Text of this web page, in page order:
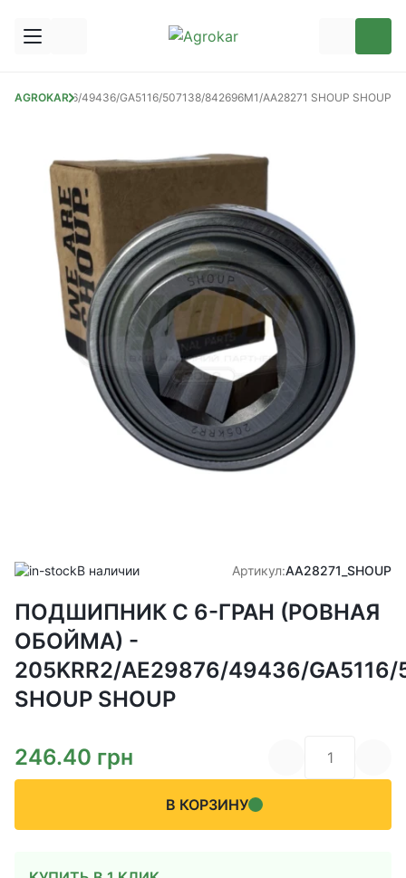
AGROKAR
AE29876/49436/GA5116/507138/842696M1/AA28271 SHOUP SHOUP
В наличии Артикул:AA28271_SHOUP
ПОДШИПНИК С 6-ГРАН (РОВНАЯ
ОБОЙМА) -
205KRR2/AE29876/49436/
SHOUP SHOUP
246.40 грн
В КОРЗИНУ